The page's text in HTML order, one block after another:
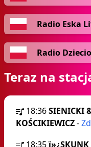
Radio Eska
Radio
Teraz na
18:36SIENICKI
KOŚCIKIEWICZ-
18:35